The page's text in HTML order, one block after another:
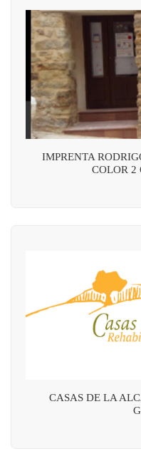
IMPRENTA
COLOR 2
CASAS DE LA